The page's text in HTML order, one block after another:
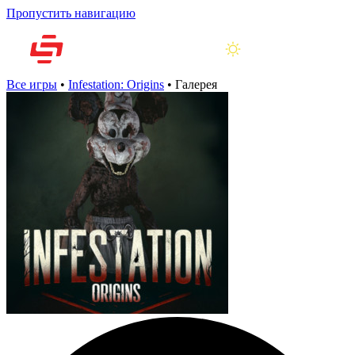
Пропустить навигацию
Все игры • Infestation: Origins • Галерея